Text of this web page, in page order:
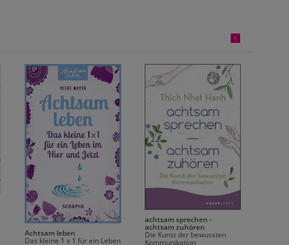
1
Achtsam leben
Das kleine 1 x 1 für ein Leben
achtsam sprechen -
achtsam zuhören
Die Kunst der bewussten
Kommunikation